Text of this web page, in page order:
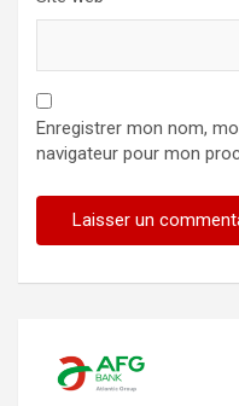
Enregistrer mon nom,
navigateur pour mon